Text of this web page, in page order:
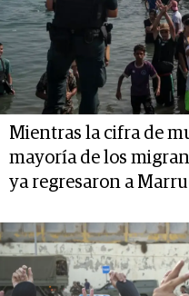
Mientras la cifra de
mayoría de los
ya regresaron a